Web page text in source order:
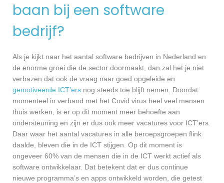
baan bij een software
bedrijf?
Als je kijkt naar het aantal software bedrijven in Nederland en
de enorme groei die de sector doormaakt, dan zal het je niet
verbazen dat ook de vraag naar goed opgeleide en
gemotiveerde ICT’ers nog steeds toe blijft nemen. Doordat
momenteel in verband met het Covid virus heel veel mensen
thuis werken, is er op dit moment meer behoefte aan
ondersteuning en zijn er dus ook meer vacatures voor ICT’ers.
Daar waar het aantal vacatures in alle beroepsgroepen flink
daalde, bleven die in de ICT stijgen. Op dit moment is
ongeveer 60% van de mensen die in de ICT werkt actief als
software ontwikkelaar. Dat betekent dat er dus continue
nieuwe programma’s en apps ontwikkeld worden, die getest